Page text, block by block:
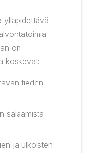
ylläpidettävä
on
koskevat:
tiedon
salaamista
ja ulkoisten